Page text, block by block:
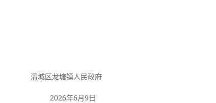
清城区龙塘镇人民政府
2026年6月9日